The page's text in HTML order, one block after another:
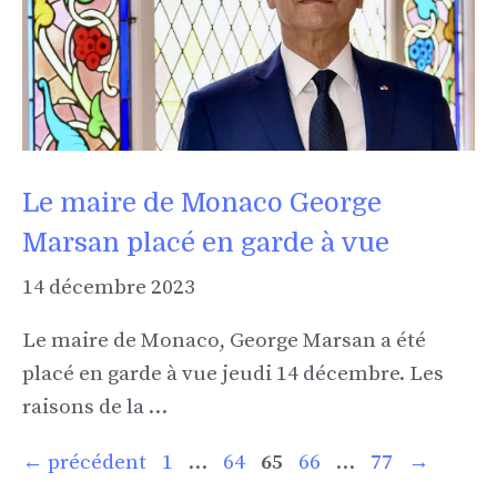
Le maire de Monaco George
Marsan placé en garde à vue
14 décembre 2023
Le maire de Monaco, George Marsan a été
placé en garde à vue jeudi 14 décembre. Les
raisons de la …
← précédent Page
1 … Page
64 Page
65 Page
66 … Page
77
→